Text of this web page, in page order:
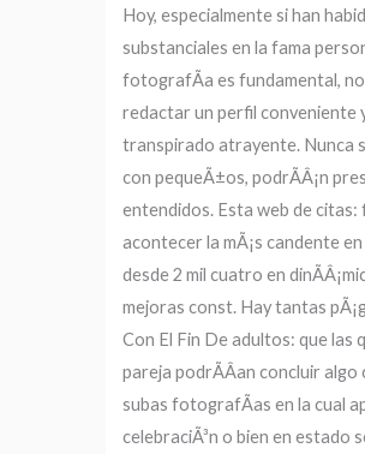
Hoy, especialmente si han
substanciales en la fama
fotografÃ­a es fundamental,
redactar un perfil conveniente
transpirado atrayente. Nunca
con pequeÃ±os, podrÃ­Â¡n
entendidos. Esta web de citas:
acontecer la mÃ¡s candente
desde 2 mil cuatro en
mejoras const. Hay tantas
Con El Fin De adultos: que las
pareja podrÃ­Â­an concluir algo
subas fotografÃ­as en la cual
celebraciÃ³n o bien en estado